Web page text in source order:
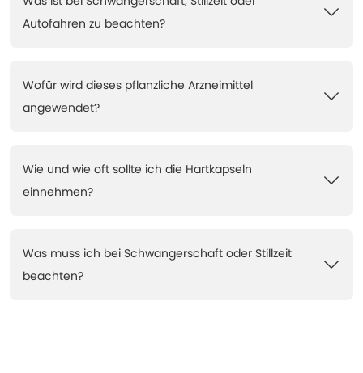
Autofahren zu beachten?
Wofür wird dieses pflanzliche Arzneimittel
angewendet?
Wie und wie oft sollte ich die Hartkapseln
einnehmen?
Was muss ich bei Schwangerschaft oder Stillzeit
beachten?